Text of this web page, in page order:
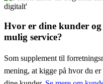
Hvor er dine kunder
mulig service?
Som supplement til
mening, at kigge på hvor du